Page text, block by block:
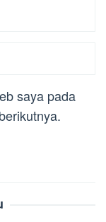
saya pada